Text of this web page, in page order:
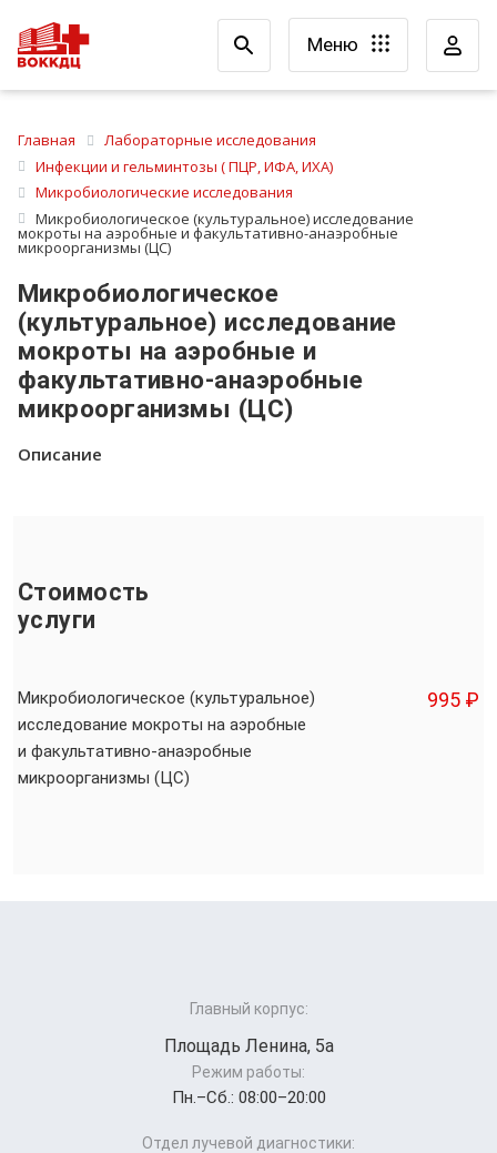
Меню
Главная
Лабораторные исследования
Инфекции и гельминтозы ( ПЦР, ИФА, ИХА)
Микробиологические исследования
Микробиологическое (культуральное) исследование
мокроты на аэробные и факультативно-анаэробные
микроорганизмы (ЦС)
Микробиологическое
(культуральное) исследование
мокроты на аэробные и
факультативно-анаэробные
микроорганизмы (ЦС)
Описание
Стоимость
услуги
Микробиологическое (культуральное)
исследование мокроты на аэробные
и факультативно-анаэробные
микроорганизмы (ЦС)
995 ₽
Главный корпус:
Площадь Ленина, 5а
Режим работы:
Пн.–Cб.: 08:00–20:00
Отдел лучевой диагностики: